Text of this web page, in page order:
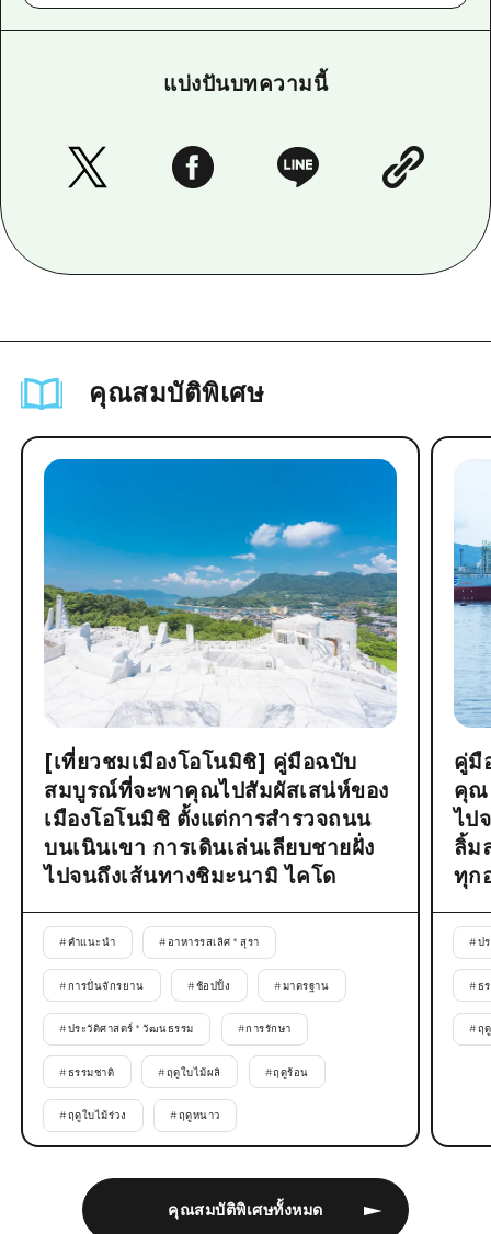
แบ่งปันบทความนี้
คุณสมบัติพิเศษ
คุณสมบัติพิเศษทั้งหมด
[เที่ยวชมเมืองโอโนมิชิ] คู่มือฉบับ
สมบูรณ์ที่จะพาคุณไปสัมผัสเสน่ห์ของ
เมืองโอโนมิชิ ตั้งแต่การสำรวจถนน
บนเนินเขา การเดินเล่นเลียบชายฝั่ง
ไปจนถึงเส้นทางชิมะนามิ ไคโด
#คำแนะนำ # อาหารรสเลิศ * สุรา
#การปั่นจักรยาน #ช้อปปิ้ง #มาตรฐาน
#ประวัติศาสตร์ * วัฒนธรรม #การรักษา
#ธรรมชาติ #ฤดูใบไม้ผลิ #ฤดูร้อน
#ฤดูใบไม้ร่วง #ฤดูหนาว
คู่มื
คุณ
ไป
ลิ้ม
ทุก
#ป
#ธ
#ฤ